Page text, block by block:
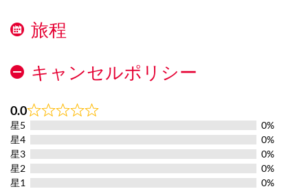
旅程
キャンセルポリシー
0.0
Rated
out
of
5
星5
0%
星4
0%
星3
0%
星2
0%
星1
0%